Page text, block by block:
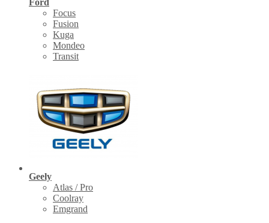
Ford
Focus
Fusion
Kuga
Mondeo
Transit
Geely
Atlas / Pro
Coolray
Emgrand